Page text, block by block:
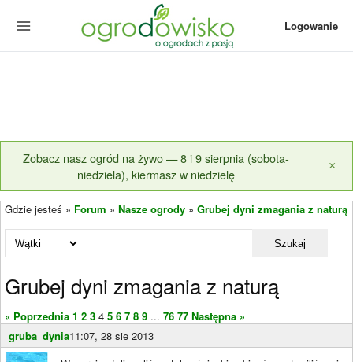
Logowanie
Zobacz nasz ogród na żywo — 8 i 9 sierpnia (sobota-
niedziela), kiermasz w niedzielę
×
Gdzie jesteś » Forum » Nasze ogrody » Grubej dyni zmagania z naturą
Szukaj
Grubej dyni zmagania z naturą
« Poprzednia 1 2 3 4 5 6 7 8 9 ... 76 77 Następna »
gruba_dynia11:07, 28 sie 2013